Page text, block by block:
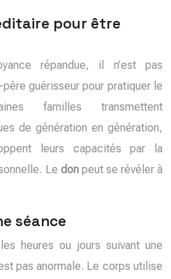
pour être
répandue, il n’est pas
père guérisseur pour pratiquer le
familles transmettent
de génération en génération,
leurs capacités par la
Le donpeut se révéler à
séance
heures ou jours suivant une
pas anormale. Le corps utilise